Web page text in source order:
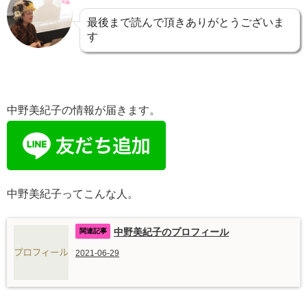
最後まで読んで頂きありがとうございま
す
中野美紀子の情報が届きます。
中野美紀子ってこんな人。
中野美紀子のプロフィール
2021-06-29